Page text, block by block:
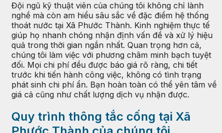
Đội ngũ kỹ thuật viên của chúng tôi không chỉ lành
nghề mà còn am hiểu sâu sắc về đặc điểm hệ thống
thoát nước tại Xã Phước Thành. Kinh nghiệm thực tế
giúp họ nhanh chóng nhận định vấn đề và xử lý hiệu
quả trong thời gian ngắn nhất. Quan trọng hơn cả,
chúng tôi làm việc với phương châm minh bạch tuyệt
đối. Mọi chi phí đều được báo giá rõ ràng, chi tiết
trước khi tiến hành công việc, không có tình trạng
phát sinh chi phí ẩn. Bạn hoàn toàn có thể yên tâm về
giá cả cũng như chất lượng dịch vụ nhận được.
Quy trình thông tắc cống tại Xã